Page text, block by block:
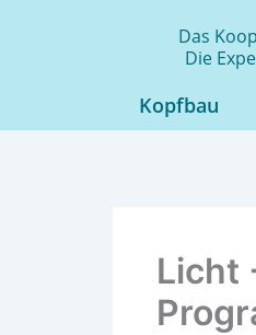
Das
Die
Kopfbau
Licht